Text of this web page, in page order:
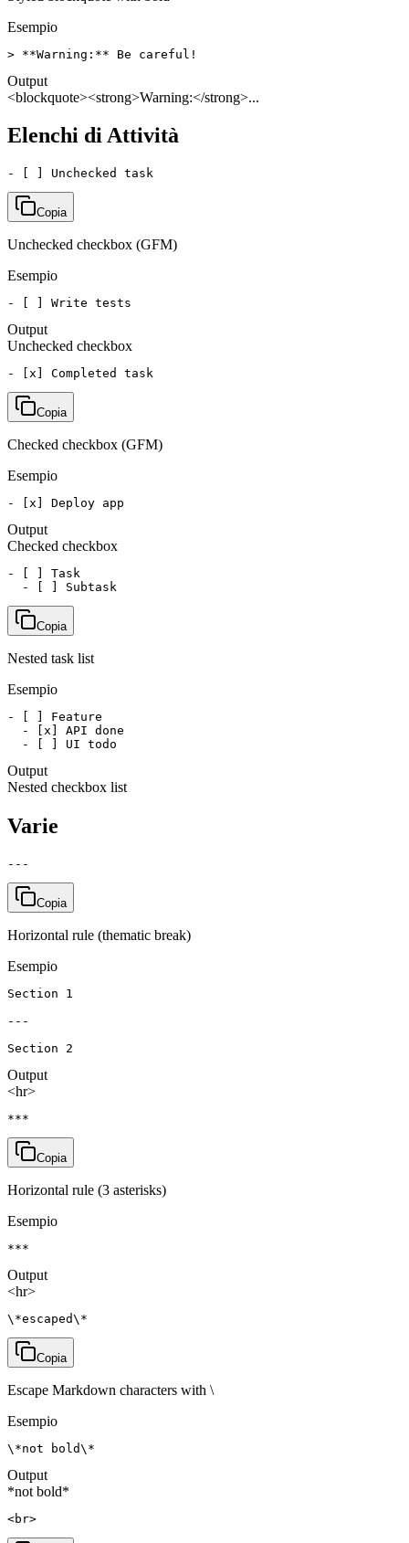
Esempio
> **Warning:** Be careful!
Output
<blockquote><strong>Warning:</strong>...
Elenchi di Attività
- [ ] Unchecked task
Copia
Unchecked checkbox (GFM)
Esempio
- [ ] Write tests
Output
Unchecked checkbox
- [x] Completed task
Copia
Checked checkbox (GFM)
Esempio
- [x] Deploy app
Output
Checked checkbox
- [ ] Task
  - [ ] Subtask
Copia
Nested task list
Esempio
- [ ] Feature
  - [x] API done
  - [ ] UI todo
Output
Nested checkbox list
Varie
---
Copia
Horizontal rule (thematic break)
Esempio
Section 1
---
Section 2
Output
<hr>
***
Copia
Horizontal rule (3 asterisks)
Esempio
***
Output
<hr>
\*escaped\*
Copia
Escape Markdown characters with \
Esempio
\*not bold\*
Output
*not bold*
<br>